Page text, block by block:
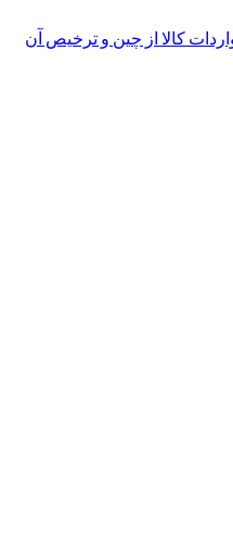
کالا از چین و ترخیص آن